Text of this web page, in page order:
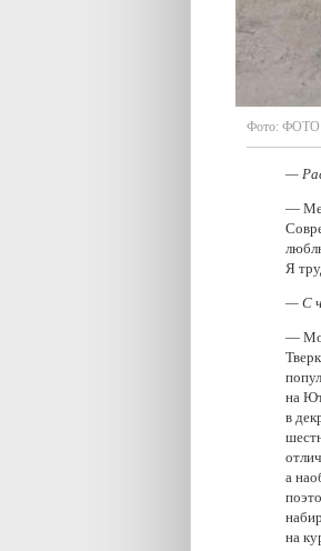
Фото:
—
—
Я
— С
—
на
в
а
на